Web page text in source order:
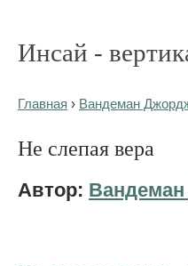
Инсай -
Главная › Вандеман
Не слепая вера
Автор: